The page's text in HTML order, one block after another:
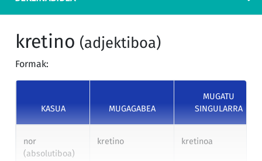
kretino (adjektiboa)
Formak:
KASUA MUGAGABEA
MUGATU
SINGULARRA
nor
(absolutiboa)
kretino kretinoa